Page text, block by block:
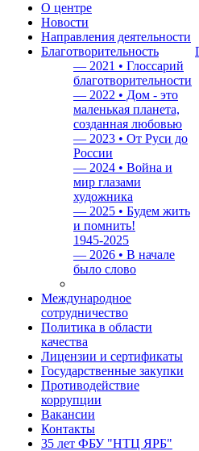
О центре
Новости
Направления деятельности
Благотворительность
— 2021 • Глоссарий
благотворительности
— 2022 • Дом - это
маленькая планета,
созданная любовью
— 2023 • От Руси до
России
— 2024 • Война и
мир глазами
художника
— 2025 • Будем жить
и помнить!
1945-2025
— 2026 • В начале
было слово
Международное
сотрудничество
Политика в области
качества
Лицензии и сертификаты
Государственные закупки
Противодействие
коррупции
Вакансии
Контакты
35 лет ФБУ "НТЦ ЯРБ"